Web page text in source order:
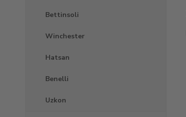
Bettinsoli
Winchester
Hatsan
Benelli
Uzkon